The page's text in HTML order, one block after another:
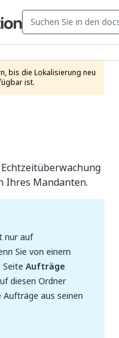
bis die Lokalisierung neu
ist.
Ihres Mandanten.
nur auf
Sie von einem
Aufträge
diesen Ordner
aus seinen